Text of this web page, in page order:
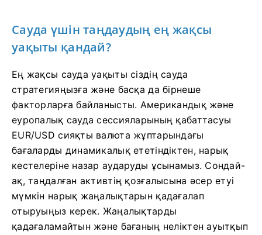
Сауда үшін таңдаудың ең жақсы
уақыты қандай?
Ең жақсы сауда уақыты сіздің сауда
стратегияңызға және басқа да бірнеше
факторларға байланысты. Американдық және
еуропалық сауда сессияларының қабаттасуы
EUR/USD сияқты валюта жұптарындағы
бағаларды динамикалық ететіндіктен, нарық
кестелеріне назар аударуды ұсынамыз. Сондай-
ақ, таңдалған активтің қозғалысына әсер етуі
мүмкін нарық жаңалықтарын қадағалап
отыруыңыз керек. Жаңалықтарды
қадағаламайтын және бағаның неліктен ауытқып